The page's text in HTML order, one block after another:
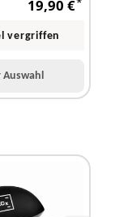
19,90 €
vergriffen
Auswahl